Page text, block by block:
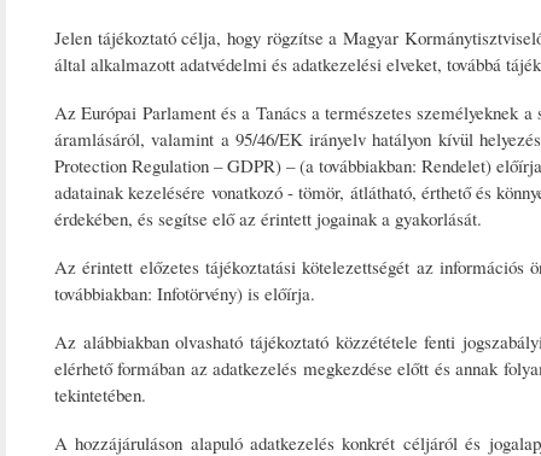
Jelen tájékoztató célja, hogy rögzítse a Magyar
által alkalmazott adatvédelmi és adatkezelési elveket, továbbá
Az Európai Parlament és a Tanács a természetes személyeknek
áramlásáról, valamint a 95/46/EK irányelv hatályon kívül
Protection Regulation – GDPR) – (a továbbiakban: Rendelet)
adatainak kezelésére vonatkozó - tömör, átlátható, érthető és
érdekében, és segítse elő az érintett jogainak a gyakorlását.
Az érintett előzetes tájékoztatási kötelezettségét az
továbbiakban: Infotörvény) is előírja.
Az alábbiakban olvasható tájékoztató közzététele fenti
elérhető formában az adatkezelés megkezdése előtt és annak
tekintetében.
A hozzájáruláson alapuló adatkezelés konkrét céljáról és